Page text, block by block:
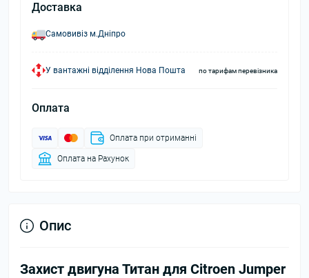
Доставка
Самовивіз м.Дніпро
У вантажні відділення Нова Пошта по тарифам перевізника
Оплата
Оплата при отриманні
Оплата на Рахунок
Опис
Захист двигуна Титан для Citroen Jumper